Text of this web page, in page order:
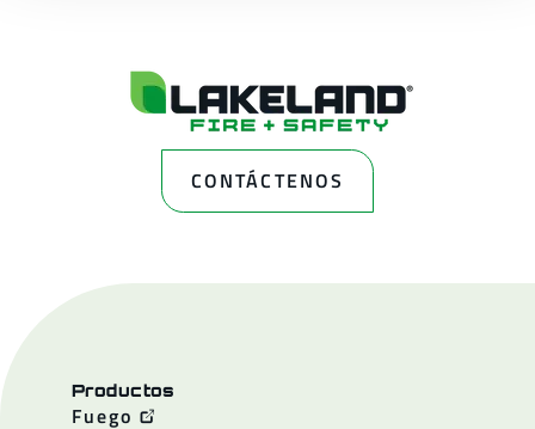
CONTÁCTENOS
Productos
Fuego